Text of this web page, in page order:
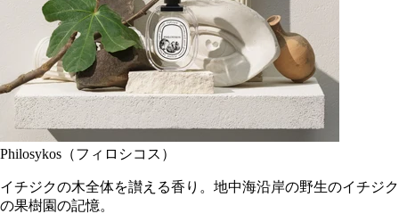
Philosykos（フィロシコス）
イチジクの木全体を讃える香り。地中海沿岸の野生のイチジク
の果樹園の記憶。